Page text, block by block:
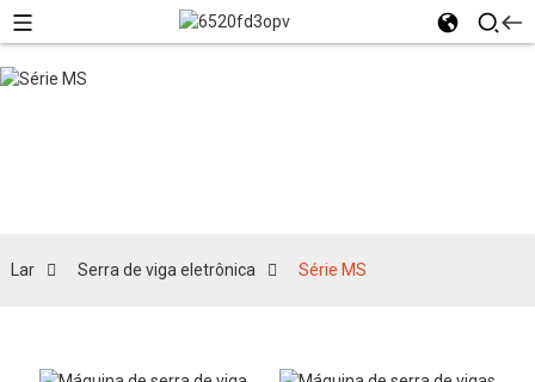
Lar Serra de viga eletrônica Série MS